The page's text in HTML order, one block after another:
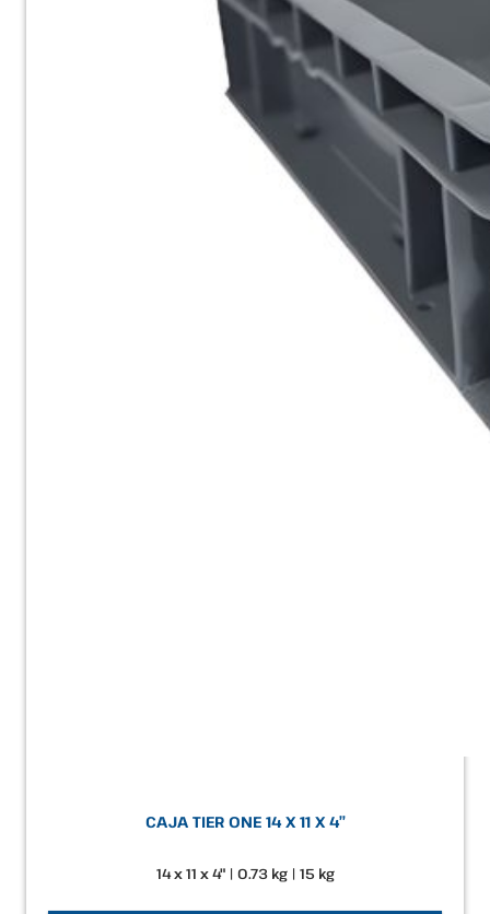
CAJA TIER ONE 14 X 11 X 4″
14 x 11 x 4" | 0.73 kg | 15 kg